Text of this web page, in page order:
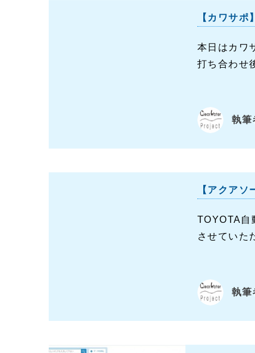
【カワサ
本日はカワ
打ち合わせ
執筆
【アクア
TOYOTA自
させていた
執筆